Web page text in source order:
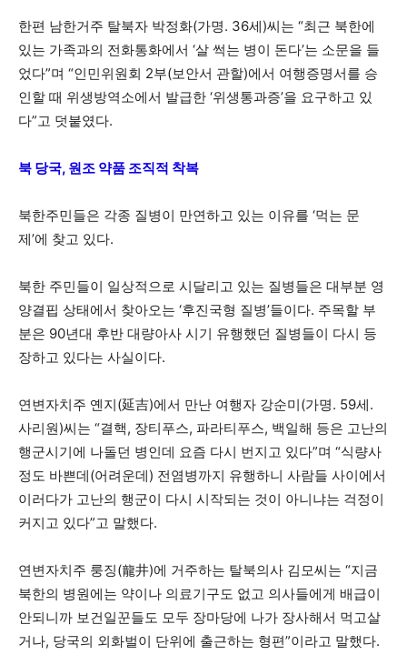
한편 남한거주 탈북자 박정화(가명. 36세)씨는 “최근 북한에
있는 가족과의 전화통화에서 ‘살 썩는 병이 돈다’는 소문을 들
었다”며 “인민위원회 2부(보안서 관할)에서 여행증명서를 승
인할 때 위생방역소에서 발급한 ‘위생통과증’을 요구하고 있
다”고 덧붙였다.
북 당국, 원조 약품 조직적 착복
북한주민들은 각종 질병이 만연하고 있는 이유를 ‘먹는 문
제’에 찾고 있다.
북한 주민들이 일상적으로 시달리고 있는 질병들은 대부분 영
양결핍 상태에서 찾아오는 ‘후진국형 질병’들이다. 주목할 부
분은 90년대 후반 대량아사 시기 유행했던 질병들이 다시 등
장하고 있다는 사실이다.
연변자치주 옌지(延吉)에서 만난 여행자 강순미(가명. 59세.
사리원)씨는 “결핵, 장티푸스, 파라티푸스, 백일해 등은 고난의
행군시기에 나돌던 병인데 요즘 다시 번지고 있다”며 “식량사
정도 바쁜데(어려운데) 전염병까지 유행하니 사람들 사이에서
이러다가 고난의 행군이 다시 시작되는 것이 아니냐는 걱정이
커지고 있다”고 말했다.
연변자치주 룽징(龍井)에 거주하는 탈북의사 김모씨는 “지금
북한의 병원에는 약이나 의료기구도 없고 의사들에게 배급이
안되니까 보건일꾼들도 모두 장마당에 나가 장사해서 먹고살
거나, 당국의 외화벌이 단위에 출근하는 형편”이라고 말했다.